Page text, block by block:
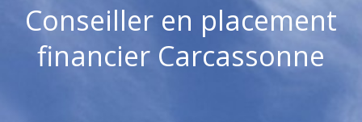
Conseiller en placement
financier Carcassonne